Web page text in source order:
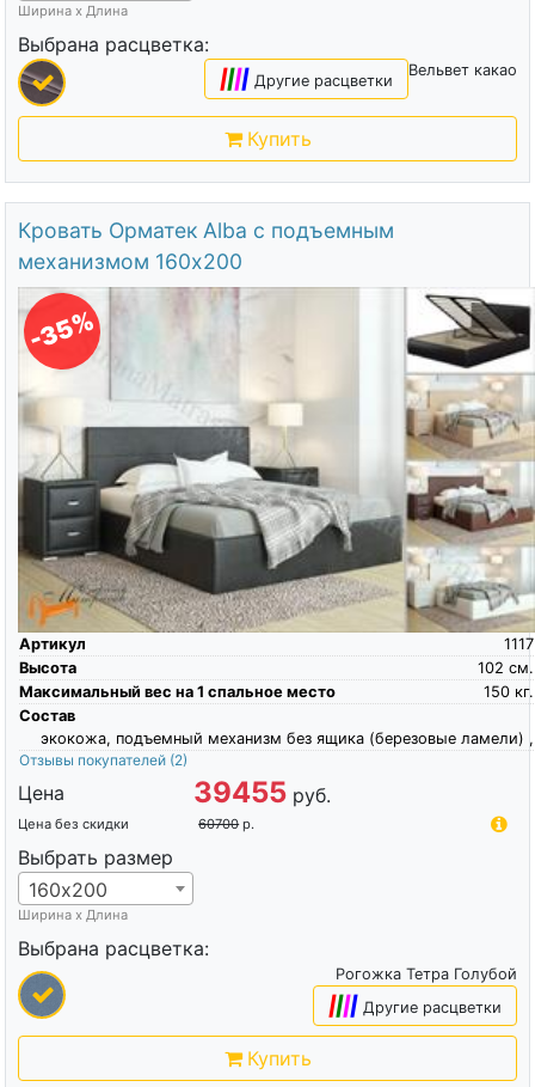
Ширина х Длина
Выбрана расцветка:
Вельвет какао
|||| Другие расцветки
Купить
Кровать Орматек Alba с подъемным
механизмом 160х200
-35%
Артикул
1117
Высота
см.
102
Максимальный вес на 1 спальное место
кг.
150
Состав
экокожа, подъемный механизм без ящика (березовые ламели) ,
Отзывы покупателей (2)
Цена 39455 руб.
Цена без скидки 60700 р.
Выбрать размер
160х200
Ширина х Длина
Выбрана расцветка:
Рогожка Тетра Голубой
|||| Другие расцветки
Купить